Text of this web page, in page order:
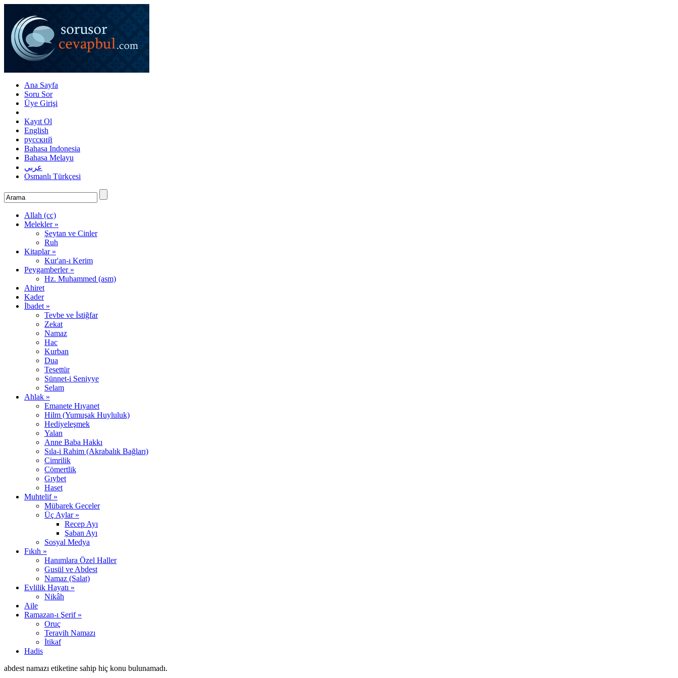
Ana Sayfa
Soru Sor
Üye Girişi
Kayıt Ol
English
русский
Bahasa Indonesia
Bahasa Melayu
عربي
Osmanlı Türkçesi
Allah (cc)
Melekler »
Şeytan ve Cinler
Ruh
Kitaplar »
Kur'an-ı Kerim
Peygamberler »
Hz. Muhammed (asm)
Ahiret
Kader
İbadet »
Tevbe ve İstiğfar
Zekat
Namaz
Hac
Kurban
Dua
Tesettür
Sünnet-i Seniyye
Selam
Ahlak »
Emanete Hıyanet
Hilm (Yumuşak Huyluluk)
Hediyeleşmek
Yalan
Anne Baba Hakkı
Sıla-i Rahim (Akrabalık Bağları)
Cimrilik
Cömertlik
Gıybet
Haset
Muhtelif »
Mübarek Geceler
Üç Aylar »
Recep Ayı
Şaban Ayı
Sosyal Medya
Fıkıh »
Hanımlara Özel Haller
Gusül ve Abdest
Namaz (Salat)
Evlilik Hayatı »
Nikâh
Aile
Ramazan-ı Şerif »
Oruç
Teravih Namazı
İtikaf
Hadis
abdest namazı etiketine sahip hiç konu bulunamadı.